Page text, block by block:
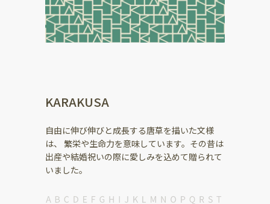
KARAKUSA
自由に伸び伸びと成長する唐草を描いた文様
は、 繁栄や生命力を意味しています。その昔は
出産や結婚祝いの際に愛しみを込めて贈られて
いました。